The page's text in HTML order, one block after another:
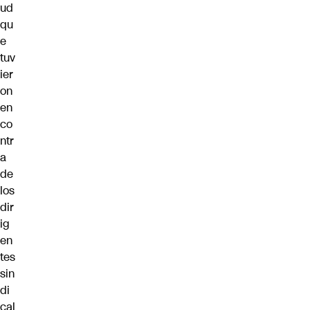
ud
qu
e
tuv
ier
on
en
co
ntr
a
de
los
dir
ig
en
tes
sin
di
cal